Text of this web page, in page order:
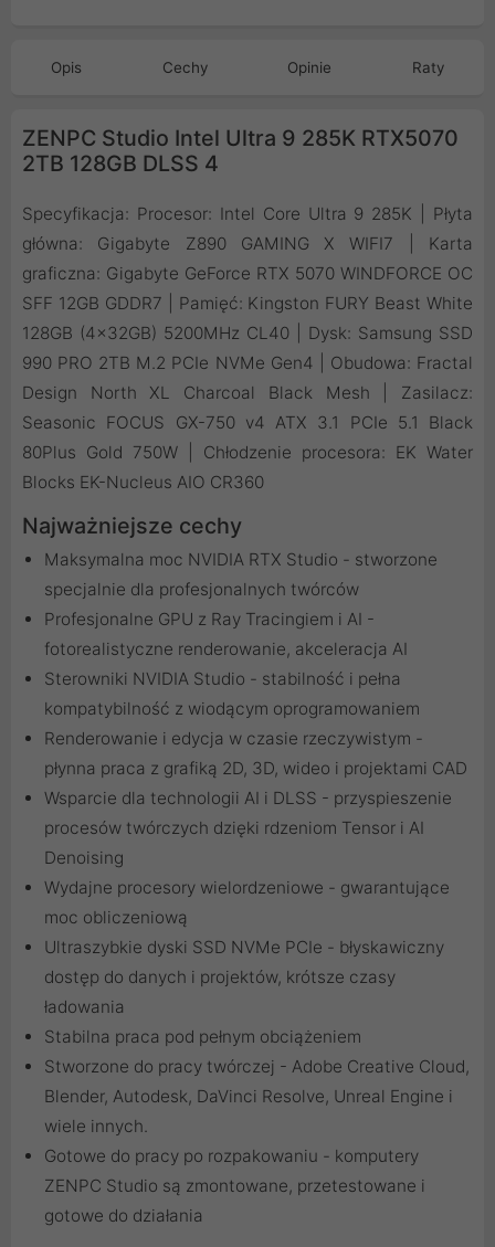
Opis Cechy Opinie Raty
ZENPC Studio Intel Ultra 9 285K RTX5070
2TB 128GB DLSS 4
Specyfikacja: Procesor: Intel Core Ultra 9 285K | Płyta
główna: Gigabyte Z890 GAMING X WIFI7 | Karta
graficzna: Gigabyte GeForce RTX 5070 WINDFORCE OC
SFF 12GB GDDR7 | Pamięć: Kingston FURY Beast White
128GB (4x32GB) 5200MHz CL40 | Dysk: Samsung SSD
990 PRO 2TB M.2 PCIe NVMe Gen4 | Obudowa: Fractal
Design North XL Charcoal Black Mesh | Zasilacz:
Seasonic FOCUS GX-750 v4 ATX 3.1 PCIe 5.1 Black
80Plus Gold 750W | Chłodzenie procesora: EK Water
Blocks EK-Nucleus AIO CR360
Najważniejsze cechy
Maksymalna moc NVIDIA RTX Studio - stworzone
specjalnie dla profesjonalnych twórców
Profesjonalne GPU z Ray Tracingiem i AI -
fotorealistyczne renderowanie, akceleracja AI
Sterowniki NVIDIA Studio - stabilność i pełna
kompatybilność z wiodącym oprogramowaniem
Renderowanie i edycja w czasie rzeczywistym -
płynna praca z grafiką 2D, 3D, wideo i projektami CAD
Wsparcie dla technologii AI i DLSS - przyspieszenie
procesów twórczych dzięki rdzeniom Tensor i AI
Denoising
Wydajne procesory wielordzeniowe - gwarantujące
moc obliczeniową
Ultraszybkie dyski SSD NVMe PCIe - błyskawiczny
dostęp do danych i projektów, krótsze czasy
ładowania
Stabilna praca pod pełnym obciążeniem
Stworzone do pracy twórczej - Adobe Creative Cloud,
Blender, Autodesk, DaVinci Resolve, Unreal Engine i
wiele innych.
Gotowe do pracy po rozpakowaniu - komputery
ZENPC Studio są zmontowane, przetestowane i
gotowe do działania